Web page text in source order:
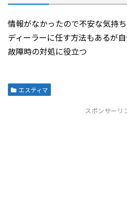
情報がなかったので不安な気持
ディーラーに任す方法もあるが
故障時の対処に役立つ
エスティマ
スポンサーリ